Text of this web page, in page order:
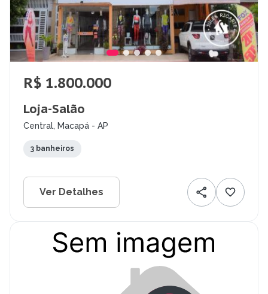
R$ 1.800.000
Loja-Salão
Central, Macapá - AP
3 banheiros
Ver Detalhes